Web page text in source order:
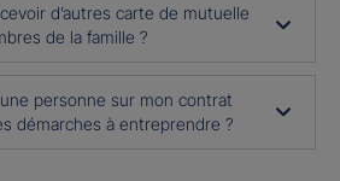
d’autres carte de mutuelle
de la famille ?
personne sur mon contrat
démarches à entreprendre ?